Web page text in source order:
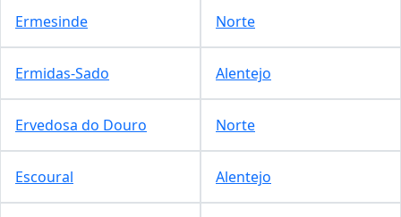
Ermesinde Norte
Ermidas-Sado Alentejo
Ervedosa do Douro Norte
Escoural Alentejo